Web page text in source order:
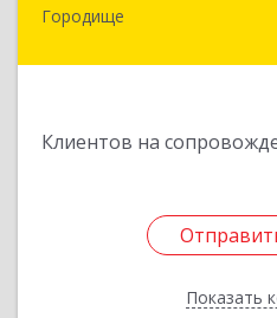
Городище
Клиентов на
Показать
442310, Пензенская